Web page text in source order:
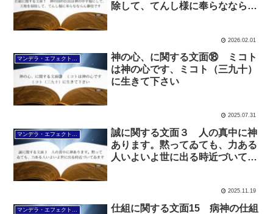
除して、てんし様に奉らなならん
2026.02.01
マンデラ・エフェクト文面（2025年6月24日～
神の心、に関する文面⑱ ミコト
は神の心です、ミコト（三九十）
に生きて下さい
2025.07.31
マンデラ・エフェクト文面（2025年6月24日～
誠に関する文面３ 人の真中に神
あります。黙ってゐても、力ある
人いよいよ世に出る時近づいてゐ
2025.11.19
仕組に関する文面15 病神の仕組